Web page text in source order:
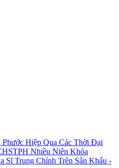
Hiệp Qua Các Thời Đại
Nhiều Niên Khóa
Sĩ Trung Chỉnh Trên Sân Khấu -